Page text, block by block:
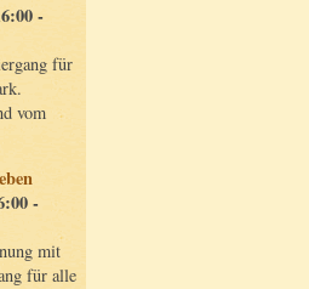
-
für
vom
-
mit
für alle